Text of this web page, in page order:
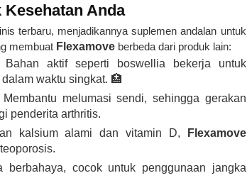
Anda
terbaru, menjadikannya suplemen andalan untuk
membuat Flexamoveberbeda dari produk lain:
Bahan aktif seperti boswellia bekerja untuk
waktu singkat. 🏥
Membantu melumasi sendi, sehingga gerakan
penderita arthritis.
kalsium alami dan vitamin D,
Flexamove
cocok untuk penggunaan jangka